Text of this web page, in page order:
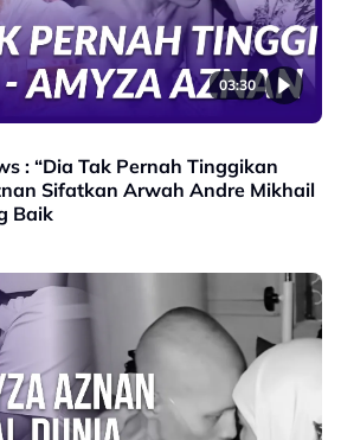
03:30
: “Dia Tak Pernah Tinggikan
Sifatkan Arwah Andre Mikhail
Baik